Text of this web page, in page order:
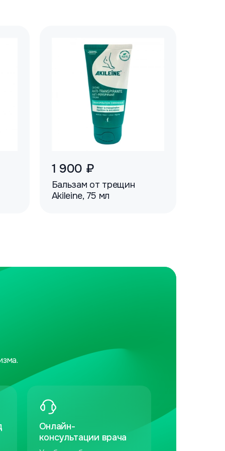
1 900 ₽
Бальзам от трещин
Akileine, 75 мл
Онлайн-
консультации врача